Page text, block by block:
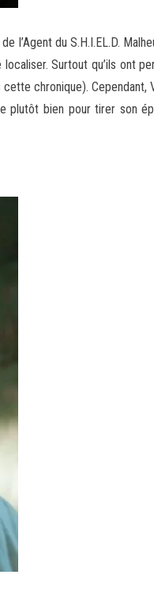
du S.H.I.EL.D.
Surtout qu’ils ont
chronique).
plutôt bien pour tirer son